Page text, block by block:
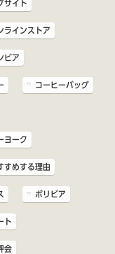
サイト
ラインストア
ビア
コーヒーバッグ
ヨーク
すめする理由
ボリビア
ト
会